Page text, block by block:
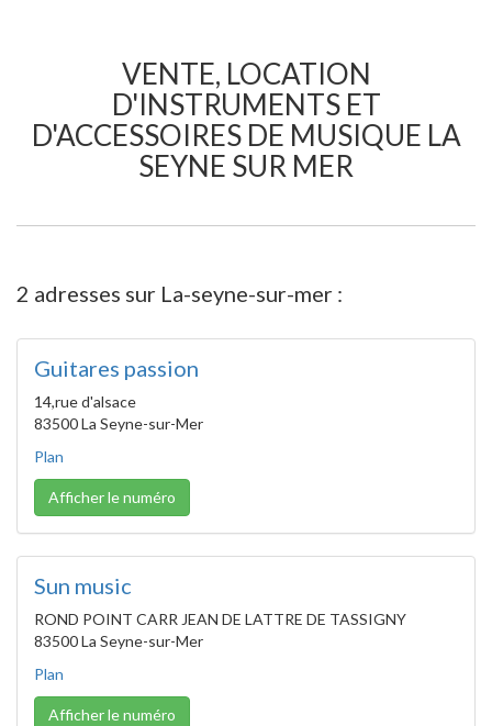
VENTE, LOCATION
D'INSTRUMENTS ET
D'ACCESSOIRES DE MUSIQUE LA
SEYNE SUR MER
2 adresses sur La-seyne-sur-mer :
Guitares passion
14,rue d'alsace
83500 La Seyne-sur-Mer
Plan
Afficher le numéro
Sun music
ROND POINT CARR JEAN DE LATTRE DE TASSIGNY
83500 La Seyne-sur-Mer
Plan
Afficher le numéro